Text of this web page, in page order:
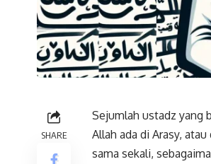
SHARE
Sejumlah ustadz yang
Allah ada di Arasy,
sama sekali,